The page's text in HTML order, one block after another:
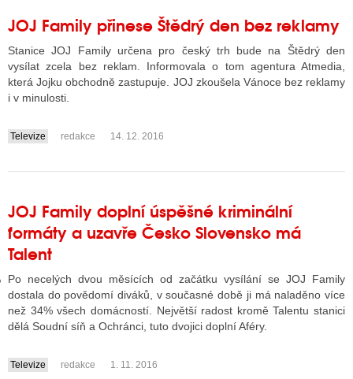
BLOGERA
DISKUTÉRA NA RADIOTV
STARŠÍCH DISKUZÍ
JOJ Family přinese Štědrý den bez reklamy
Stanice JOJ Family určena pro český trh bude na Štědrý den
vysílat zcela bez reklam. Informovala o tom agentura Atmedia,
která Jojku obchodně zastupuje. JOJ zkoušela Vánoce bez reklamy
i v minulosti.
....
Televize redakce 14. 12. 2016
JOJ Family doplní úspěšné kriminální
formáty a uzavře Česko Slovensko má
Talent
Po necelých dvou měsících od začátku vysílání se JOJ Family
dostala do povědomí diváků, v současné době ji má naladěno více
než 34% všech domácností. Největší radost kromě Talentu stanici
dělá Soudní síň a Ochránci, tuto dvojici doplní Aféry.
....
Televize redakce 1. 11. 2016